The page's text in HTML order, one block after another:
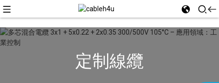
定制線纜